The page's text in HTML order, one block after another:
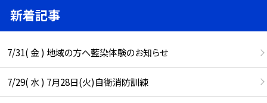
新着記事
7/31( 金 ) 地域の方へ藍染体験のお知らせ
7/29( 水 ) 7月28日(火)自衛消防訓練